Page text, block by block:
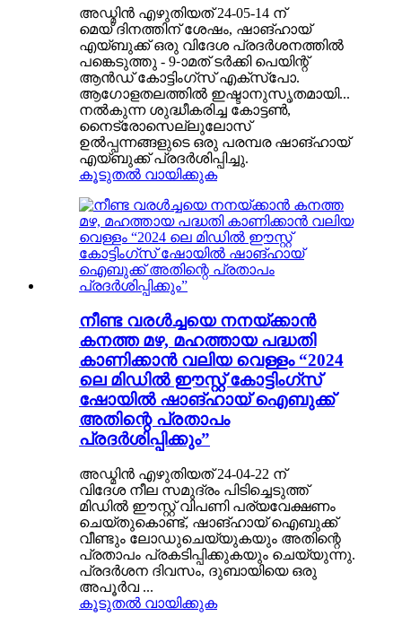
അഡ്മിൻ എഴുതിയത് 24-05-14 ന്
മെയ് ദിനത്തിന് ശേഷം, ഷാങ്ഹായ്
എയ്ബുക്ക് ഒരു വിദേശ പ്രദർശനത്തിൽ
പങ്കെടുത്തു - 9-ാമത് ടർക്കി പെയിന്റ്
ആൻഡ് കോട്ടിംഗ്സ് എക്സ്പോ.
ആഗോളതലത്തിൽ ഇഷ്ടാനുസൃതമായി...
നൽകുന്ന ശുദ്ധീകരിച്ച കോട്ടൺ,
നൈട്രോസെല്ലുലോസ്
ഉൽപ്പന്നങ്ങളുടെ ഒരു പരമ്പര ഷാങ്ഹായ്
എയ്ബുക്ക് പ്രദർശിപ്പിച്ചു.
കൂടുതൽ വായിക്കുക
നീണ്ട വരൾച്ചയെ നനയ്ക്കാൻ
കനത്ത മഴ, മഹത്തായ പദ്ധതി
കാണിക്കാൻ വലിയ വെള്ളം “2024
ലെ മിഡിൽ ഈസ്റ്റ് കോട്ടിംഗ്സ്
ഷോയിൽ ഷാങ്ഹായ് ഐബുക്ക്
അതിന്റെ പ്രതാപം
പ്രദർശിപ്പിക്കും”
അഡ്മിൻ എഴുതിയത് 24-04-22 ന്
വിദേശ നീല സമുദ്രം പിടിച്ചെടുത്ത്
മിഡിൽ ഈസ്റ്റ് വിപണി പര്യവേക്ഷണം
ചെയ്തുകൊണ്ട്, ഷാങ്ഹായ് ഐബുക്ക്
വീണ്ടും ലോഡുചെയ്യുകയും അതിന്റെ
പ്രതാപം പ്രകടിപ്പിക്കുകയും ചെയ്യുന്നു.
പ്രദർശന ദിവസം, ദുബായിയെ ഒരു
അപൂർവ ...
കൂടുതൽ വായിക്കുക